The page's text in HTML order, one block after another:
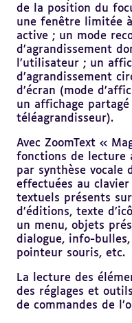
de la position du
une fenêtre limitée
active ; un mode
d’agrandissement
l’utilisateur ; un
d’agrandissement
d’écran (mode
un affichage
téléagrandisseur).
Avec ZoomText «
fonctions de lecture
par synthèse vocale
effectuées au
textuels présents
d’éditions, texte
un menu, objets
dialogue, info-
pointeur souris, etc.
La lecture des
des réglages et
de commandes de